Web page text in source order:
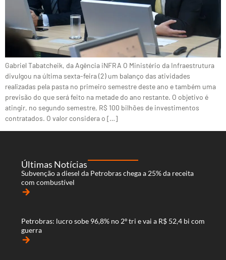
Gabriel Tabatcheik, da Agência iNFRA O Ministério da Infraestrutura
divulgou na última sexta-feira (2) um balanço das atividades
realizadas pela pasta no primeiro semestre deste ano e também uma
previsão do que será feito na metade do ano restante. O objetivo é
atingir, no segundo semestre, R$ 100 bilhões de investimentos
contratados. O valor considera o […]
Últimas Notícias
Subvenção a diesel da Petrobras chega a 25% da receita
com combustível
arrow_forward
Petrobras: lucro sobe 96,8% no 2º tri e vai a R$ 52,4 bi com
guerra
arrow_forward